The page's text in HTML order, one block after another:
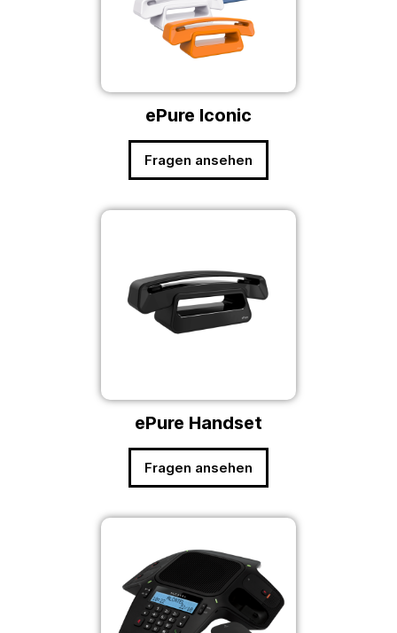
ePure Iconic
Fragen ansehen
ePure Handset
Fragen ansehen